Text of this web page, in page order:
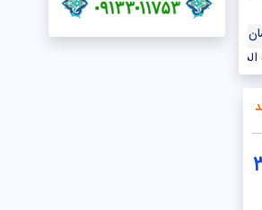
نیروی انسانی تحصیلکرده کارآمد است
مشرف شد